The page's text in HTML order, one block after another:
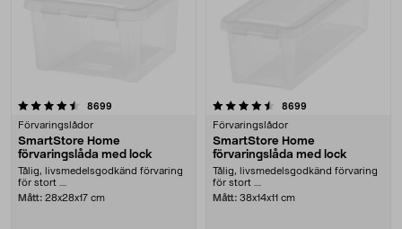
8699
Förvaringslådor
SmartStore Home
förvaringslåda med lock
Tålig, livsmedelsgodkänd förvaring
för stort ....
Mått: 28x28x17 cm
4.5 av 5 stjärnor 8699
Förvaringslådor
SmartStore Home
förvaringslåda med lock
Tålig, livsmedelsgodkänd förvaring
för stort ....
Mått: 38x14x11 cm